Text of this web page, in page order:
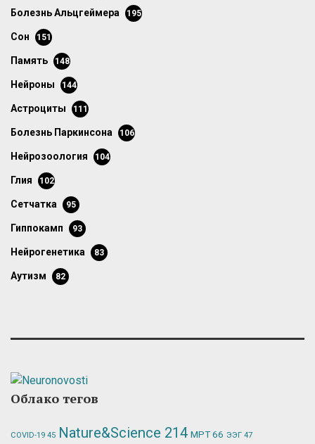
болезнь Альцгеймера 195
сон 151
память 148
нейроны 144
астроциты 111
болезнь Паркинсона 106
нейрозоология 104
глия 102
сетчатка 95
гиппокамп 93
нейрогенетика 83
аутизм 82
Облако тегов
COVID-19 45 Nature&Science 214 МРТ66 ЭЭГ 47